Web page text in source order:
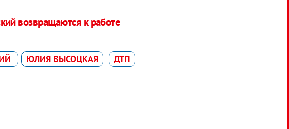
возвращаются к работе
ЮЛИЯ ВЫСОЦКАЯ ДТП